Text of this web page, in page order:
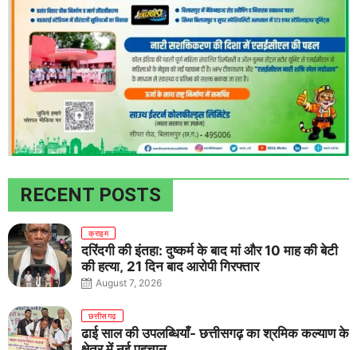
RECENT POSTS
क्राइम
दरिंदगी की इंतहा: दुष्कर्म के बाद मां और 10 माह की बेटी
की हत्या, 21 दिन बाद आरोपी गिरफ्तार
August 7, 2026
छत्तीसगढ़
ढाई साल की उपलब्धियाँ- छत्तीसगढ़ का श्रमिक कल्याण के